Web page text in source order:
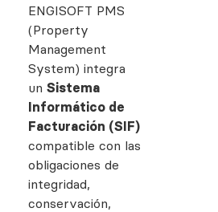
ENGISOFT PMS
(Property
Management
System) integra
un Sistema
Informático de
Facturación (SIF)
compatible con las
obligaciones de
integridad,
conservación,